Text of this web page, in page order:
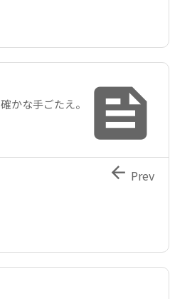

確かな手ごたえ。
 Prev